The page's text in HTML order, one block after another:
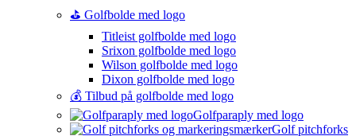
⛳️ Golfbolde med logo
Titleist golfbolde med logo
Srixon golfbolde med logo
Wilson golfbolde med logo
Dixon golfbolde med logo
💰 Tilbud på golfbolde med logo
Golfparaply med logo
Golf pitchforks